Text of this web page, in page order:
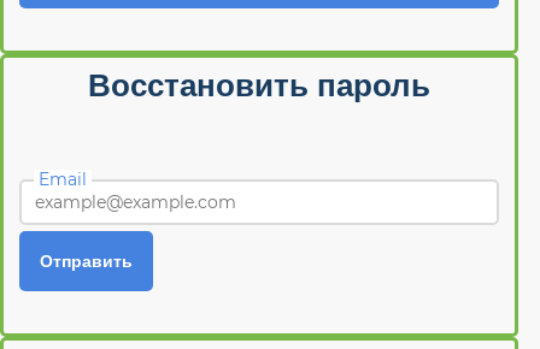
Восстановить пароль
Email
Отправить